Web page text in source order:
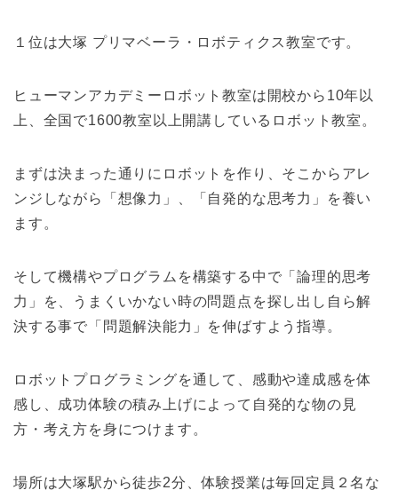
１位は大塚 プリマベーラ・ロボティクス教室です。
ヒューマンアカデミーロボット教室は開校から10年以
上、全国で1600教室以上開講しているロボット教室。
まずは決まった通りにロボットを作り、そこからアレ
ンジしながら「想像力」、「自発的な思考力」を養い
ます。
そして機構やプログラムを構築する中で「論理的思考
力」を、うまくいかない時の問題点を探し出し自ら解
決する事で「問題解決能力」を伸ばすよう指導。
ロボットプログラミングを通して、感動や達成感を体
感し、成功体験の積み上げによって自発的な物の見
方・考え方を身につけます。
場所は大塚駅から徒歩2分、体験授業は毎回定員２名な